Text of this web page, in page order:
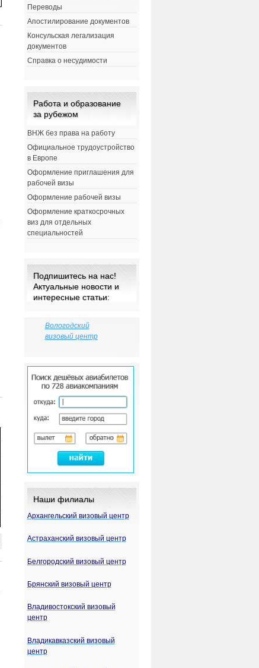
Переводы
Апостилирование документов
Консульская легализация
документов
Справка о несудимости
Работа и образование
за рубежом
ВНЖ без права на работу
Официальное трудоустройство
в Европе
Оформление приглашения для
рабочей визы
Оформление рабочей визы
Оформление краткосрочных
виз для отдельных
специальностей
Подпишитесь на нас!
Актуальные новости и
интересные статьи:
Вологодский
визовый центр
Наши филиалы
Архангельский визовый центр
Астраханский визовый центр
Белгородский визовый центр
Брянский визовый центр
Владивостокский визовый
центр
Владикавказский визовый
центр